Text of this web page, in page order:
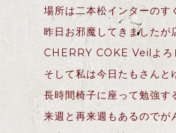
場所は二本松インターのす
昨日お邪魔してきました
CHERRY COKE Veilよろ
そして私は今日たもさんと
長時間椅子に座って勉強す
来週と再来週もあるのでが